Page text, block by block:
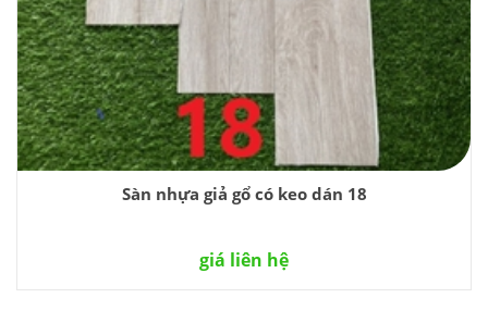
Sàn nhựa giả gổ có keo dán 18
giá liên hệ